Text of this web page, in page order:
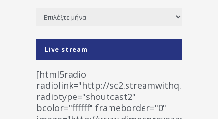
Ιστορικό
Live stream
[html5radio
radiolink="http://
radiotype="shoutcast2"
bcolor="ffffff" frameborder="0"